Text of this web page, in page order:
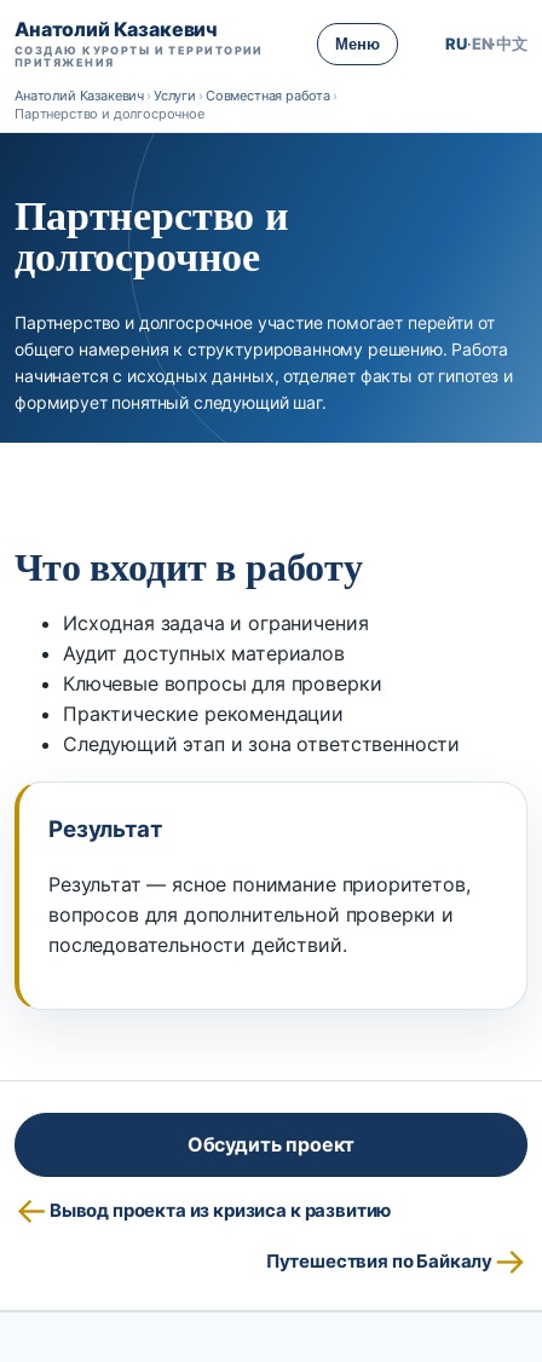
Анатолий Казакевич
СОЗДАЮ КУРОРТЫ И ТЕРРИТОРИИ
ПРИТЯЖЕНИЯ
Меню RU·EN·中文
Анатолий Казакевич › Услуги › Совместная работа ›
Партнерство и долгосрочное
Партнерство и
долгосрочное
Партнерство и долгосрочное участие помогает перейти от
общего намерения к структурированному решению. Работа
начинается с исходных данных, отделяет факты от гипотез и
формирует понятный следующий шаг.
Что входит в работу
Исходная задача и ограничения
Аудит доступных материалов
Ключевые вопросы для проверки
Практические рекомендации
Следующий этап и зона ответственности
Результат
Результат — ясное понимание приоритетов,
вопросов для дополнительной проверки и
последовательности действий.
← Вывод проекта из кризиса к развитию
Обсудить проект
Путешествия по Байкалу→